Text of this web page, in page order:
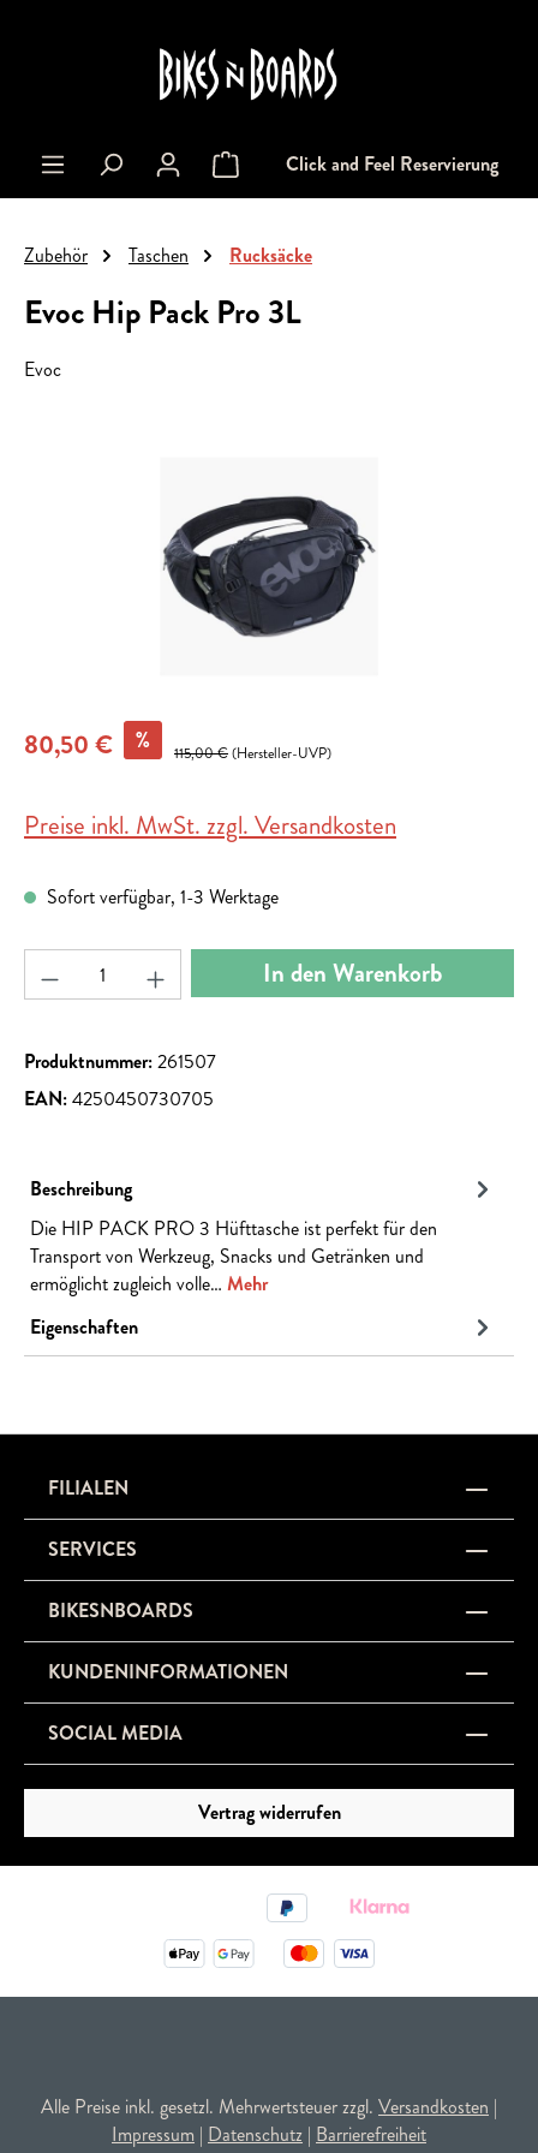
Warenkorb enthält 0 Positionen. Der
Click and Feel Reservierung
Zubehör Taschen Rucksäcke
Evoc Hip Pack Pro 3L
Evoc
80,50 € % 115,00 €(Hersteller-UVP)
Preise inkl. MwSt. zzgl. Versandkosten
Sofort verfügbar, 1-3 Werktage
Produkt Anzahl: Gib den gewünschten Wert ein
In den Warenkorb
Produktnummer:261507
EAN:4250450730705
Beschreibung
Die HIP PACK PRO 3 Hüfttasche ist perfekt für den
Transport von Werkzeug, Snacks und Getränken und
ermöglicht zugleich volle… Mehr
Eigenschaften
FILIALEN
SERVICES
BIKESNBOARDS
KUNDENINFORMATIONEN
SOCIAL MEDIA
Vertrag widerrufen
Alle Preise inkl. gesetzl. Mehrwertsteuer zzgl. Versandkosten |
Impressum | Datenschutz | Barrierefreiheit